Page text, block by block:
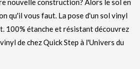
nouvelle construction? Alors le sol en
qu'il vous faut. La pose d'un sol vinyl
100% étanche et résistant découvrez
de chez Quick Step à l'Univers du